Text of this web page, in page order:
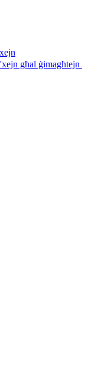
għal ġimagħtejn